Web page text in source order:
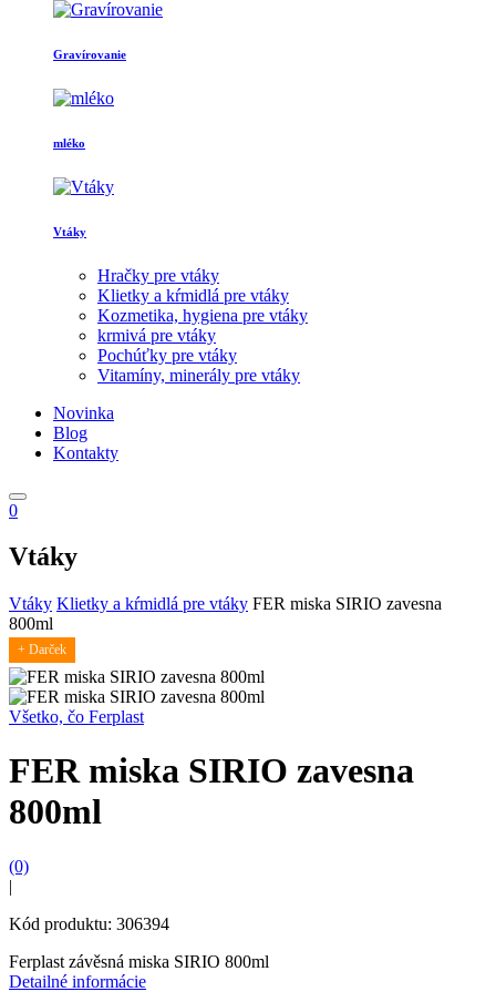
Gravírovanie
mléko
Vtáky
Hračky pre vtáky
Klietky a kŕmidlá pre vtáky
Kozmetika, hygiena pre vtáky
krmivá pre vtáky
Pochúťky pre vtáky
Vitamíny, minerály pre vtáky
Novinka
Blog
Kontakty
0
Vtáky
Vtáky Klietky a kŕmidlá pre vtáky FER miska SIRIO zavesna
800ml
+ Darček
Všetko, čo Ferplast
FER miska SIRIO zavesna
800ml
(0)
|
Kód produktu: 306394
Ferplast závěsná miska SIRIO 800ml
Detailné informácie